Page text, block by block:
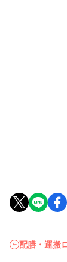
配膳・運搬